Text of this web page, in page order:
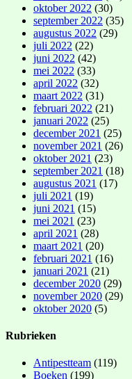
oktober 2022 (30)
september 2022 (35)
augustus 2022 (29)
juli 2022 (22)
juni 2022 (42)
mei 2022 (33)
april 2022 (32)
maart 2022 (31)
februari 2022 (21)
januari 2022 (25)
december 2021 (25)
november 2021 (26)
oktober 2021 (23)
september 2021 (18)
augustus 2021 (17)
juli 2021 (19)
juni 2021 (15)
mei 2021 (23)
april 2021 (28)
maart 2021 (20)
februari 2021 (16)
januari 2021 (21)
december 2020 (29)
november 2020 (29)
oktober 2020 (5)
Rubrieken
Antipestteam (119)
Boeken (199)